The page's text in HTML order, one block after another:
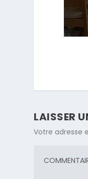
LAISSER
Votre adresse